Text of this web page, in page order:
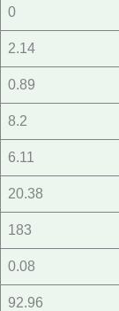
0
2.14
0.89
8.2
6.11
20.38
183
0.08
92.96